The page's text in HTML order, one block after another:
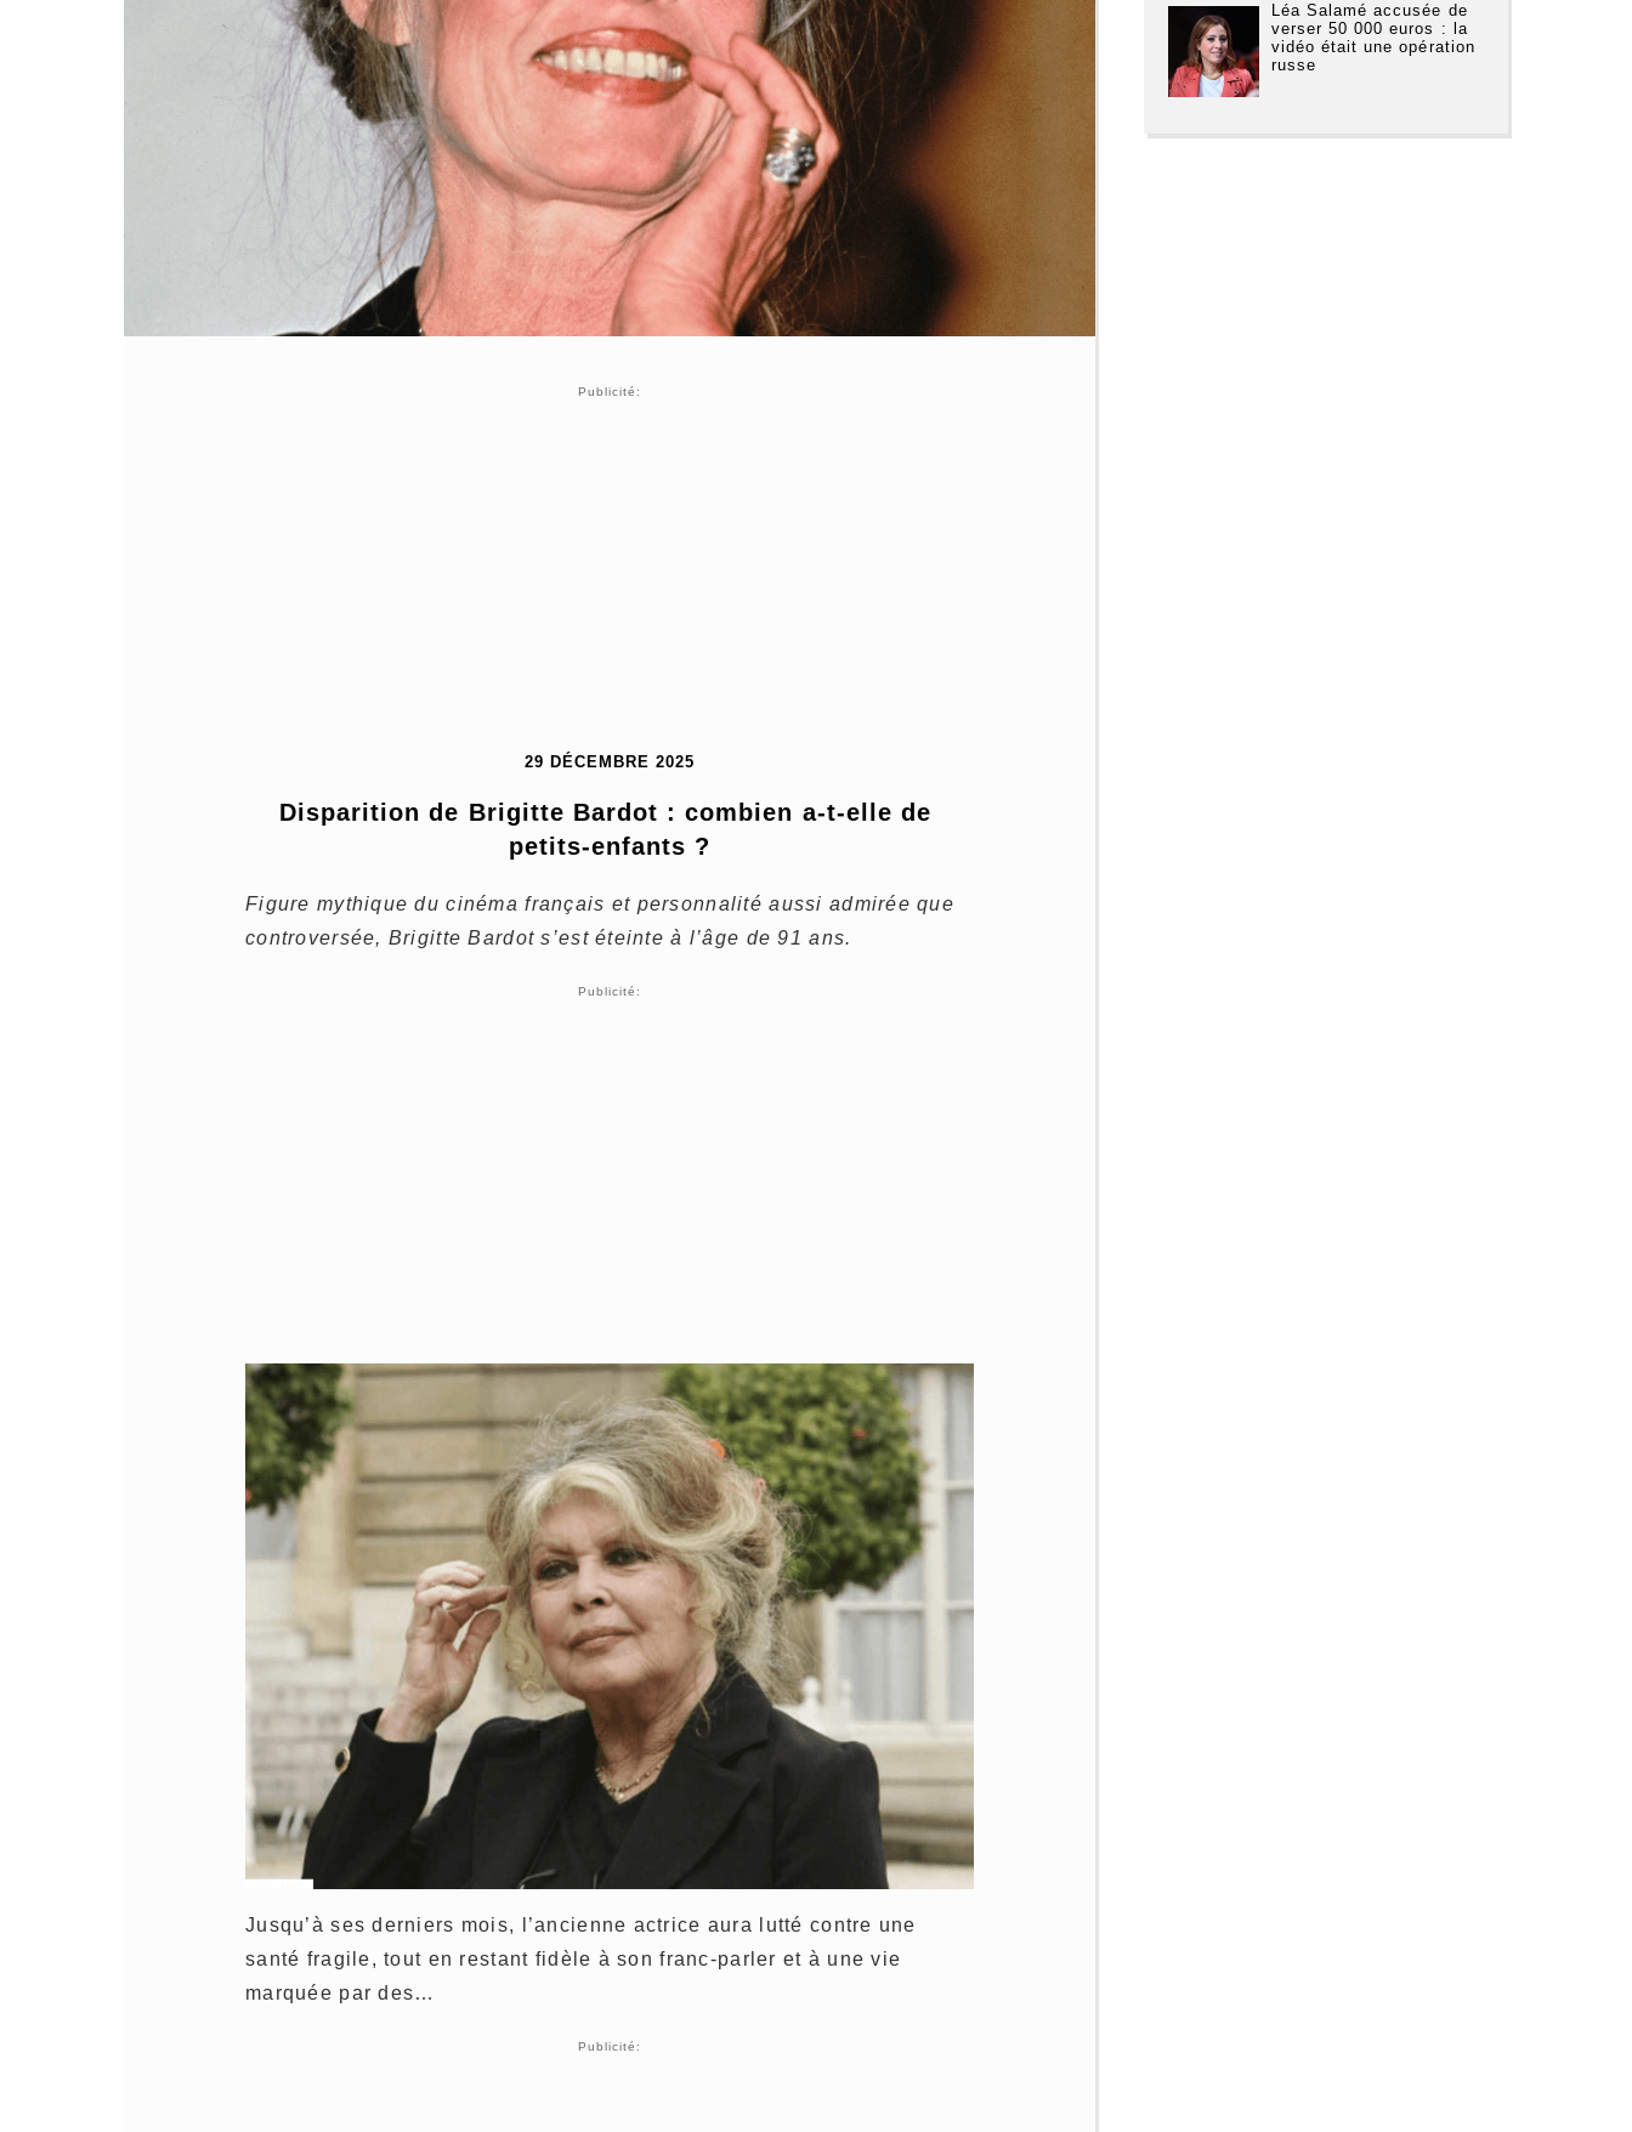
Publicité:
29 DÉCEMBRE 2025
Disparition de Brigitte Bardot : combien a-t-elle de
petits-enfants ?
Figure mythique du cinéma français et personnalité aussi admirée que
controversée, Brigitte Bardot s’est éteinte à l’âge de 91 ans.
Publicité:
Jusqu’à ses derniers mois, l’ancienne actrice aura lutté contre une
santé fragile, tout en restant fidèle à son franc-parler et à une vie
marquée par des…
Publicité:
Léa Salamé accusée de
verser 50 000 euros : la
vidéo était une opération
russe